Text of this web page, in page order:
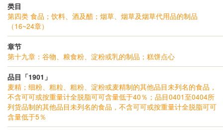
类目
第四类 食品；饮料、酒及醋；烟草、烟草及烟草代用品的制品
（16~24章）
章节
第十九章：谷物、粮食粉、淀粉或乳的制品；糕饼点心
品目「1901」
麦精；细粉、粗粒、粗粉、淀粉或麦精制的其他品目未列名的食品，
不含可可或按重量计全脱脂可可含量低于40％；品目0401至0404所
列货品制的其他品目未列名的食品，不含可可或按重量计全脱脂可可
含量低于5％